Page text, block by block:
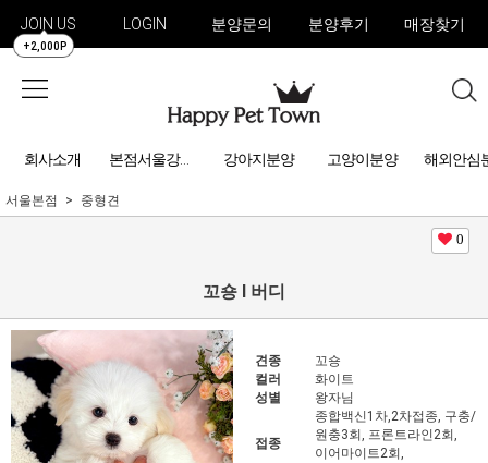
JOIN US
+2,000P
LOGIN 분양문의 분양후기 매장찾기
회사소개 본점서울강아지분양 강아지분양 고양이분양 해외안심
서울본점 중형견
0
꼬숑 l 버디
견종
꼬숑
컬러
화이트
성별
왕자님
접종
종합백신1차,2차접종, 구충/
원충3회, 프론트라인2회,
이어마이트2회,